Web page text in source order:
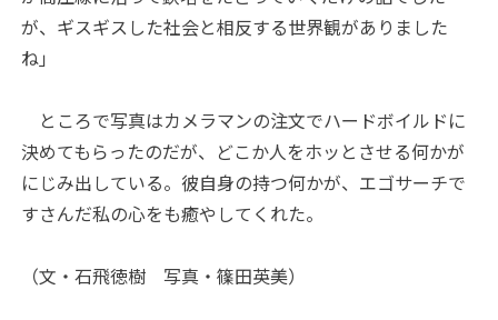
が、ギスギスした社会と相反する世界観がありました
ね」
ところで写真はカメラマンの注文でハードボイルドに
決めてもらったのだが、どこか人をホッとさせる何かが
にじみ出している。彼自身の持つ何かが、エゴサーチで
すさんだ私の心をも癒やしてくれた。
（文・石飛徳樹 写真・篠田英美）